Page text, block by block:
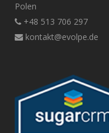
Polen
+48 513 706 297
kontakt@evolpe.de